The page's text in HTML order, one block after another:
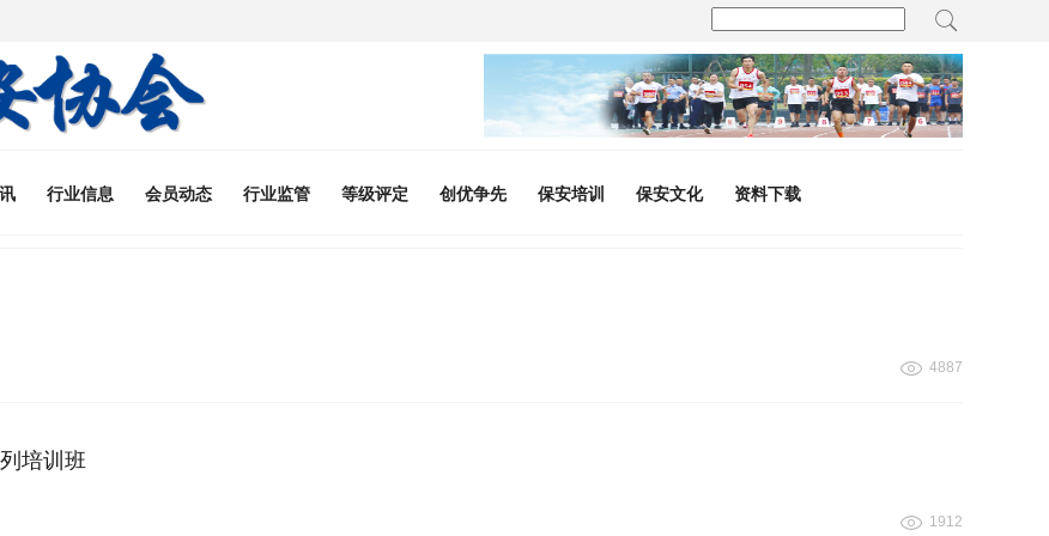
行业信息 会员动态 行业监管 等级评定 创优争先 保安培训 保安文化 资料下载
4887
培训班
1912